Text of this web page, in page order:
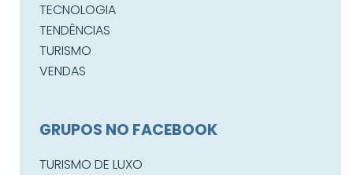
TECNOLOGIA
TENDÊNCIAS
TURISMO
VENDAS
GRUPOS NO FACEBOOK
TURISMO DE LUXO